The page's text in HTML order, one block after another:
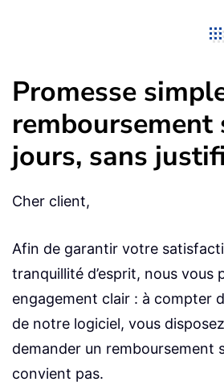
Promesse
remboursement
jours, sans
Cher client,
Afin de garantir votre
tranquillité d’esprit, nous vous
engagement clair : à compter
de notre logiciel, vous
demander un remboursement
convient pas.